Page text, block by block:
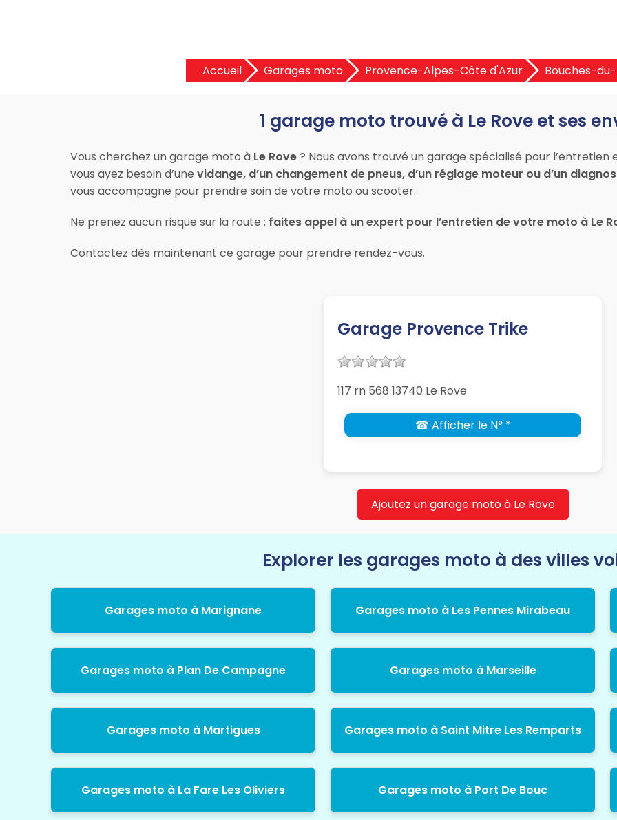
Accueil Garages moto Provence-Alpes-Côte d'Azur Bouches-
1 garage moto trouvé à Le Rove et ses
Vous cherchez un garage moto à Le Rove? Nous avons trouvé un garage spécialisé pour
vous ayez besoin d’une vidange, d’un changement de pneus, d’un réglage moteur ou d’un
vous accompagne pour prendre soin de votre moto ou scooter.
Ne prenez aucun risque sur la route : faites appel à un expert pour l’entretien de votre moto à Le
Contactez dès maintenant ce garage pour prendre rendez-vous.
Garage Provence Trike
117 rn 568 13740 Le Rove
☎ Afficher le N° *
Ajoutez un garage moto à Le Rove
Explorer les garages moto à des villes
Garages moto à Marignane Garages moto à Les Pennes Mirabeau
Garages moto à Plan De Campagne Garages moto à Marseille
Garages moto à Martigues Garages moto à Saint Mitre Les Remparts
Garages moto à La Fare Les Oliviers Garages moto à Port De Bouc